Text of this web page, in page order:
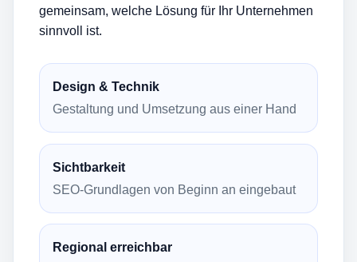
gemeinsam, welche Lösung für Ihr Unternehmen
sinnvoll ist.
Design & Technik
Gestaltung und Umsetzung aus einer Hand
Sichtbarkeit
SEO-Grundlagen von Beginn an eingebaut
Regional erreichbar